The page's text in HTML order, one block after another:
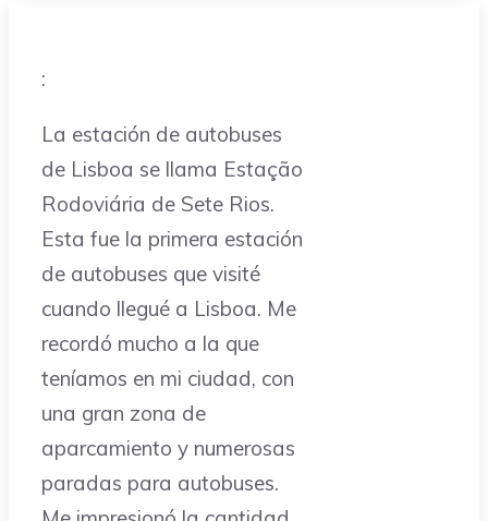
:
La estación de autobuses
de Lisboa se llama Estação
Rodoviária de Sete Rios.
Esta fue la primera estación
de autobuses que visité
cuando llegué a Lisboa. Me
recordó mucho a la que
teníamos en mi ciudad, con
una gran zona de
aparcamiento y numerosas
paradas para autobuses.